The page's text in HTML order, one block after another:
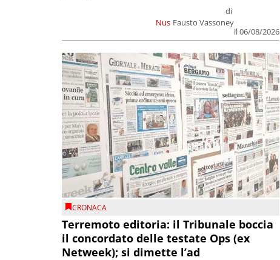
Nus
di
Fausto Vassoney
il 06/08/2026
CRONACA
Terremoto editoria: il Tribunale boccia
il concordato delle testate Ops (ex
Netweek); si dimette l’ad